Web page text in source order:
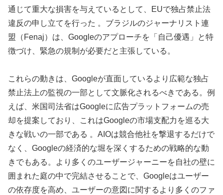
通じて重大な損害を与えているとして、EUで独占禁止法
違反の申し立てを行った 。ブラジルのジャーナリスト連
盟（Fenaj）は、Googleのアプローチを「自己優遇」と特
徴づけ、緊急の規制が必要だと主張している。
これらの動きは、Googleが直面しているより広範な独占
禁止法上の監視の一部として文脈化されるべきである。例
えば、米国司法省はGoogleに広告プラットフォームの売
却を提案しており、これはGoogleの市場支配力を巡る大
きな戦いの一部である 。AIOは競合他社を撃退するだけで
なく、Googleの経済的な堀を深くするための戦略的な動
きでもある。より多くのユーザージャーニーを自社の壁に
囲まれた庭の中で完結させることで、Googleはユーザー
の依存度を高め、ユーザーの意図に関するより多くのファ